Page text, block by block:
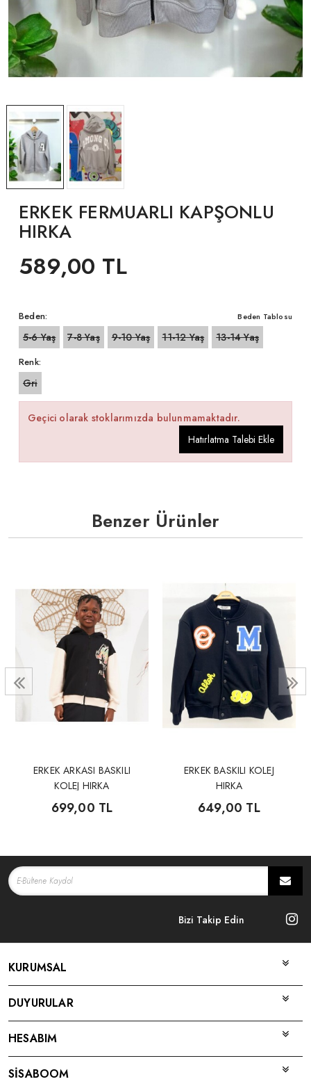
ERKEK FERMUARLI KAPŞONLU
HIRKA
589,00 TL
Beden: Beden Tablosu
5-6 Yaş 7-8 Yaş 9-10 Yaş 11-12 Yaş 13-14 Yaş
Renk:
Gri
Geçici olarak stoklarımızda bulunmamaktadır.
Hatırlatma Talebi Ekle
Benzer Ürünler
ERKEK ARKASI BASKILI
KOLEJ HIRKA
699,00 TL
ERKEK BASKILI KOLEJ
HIRKA
649,00 TL
Bizi Takip Edin
KURUMSAL
DUYURULAR
HESABIM
SİSABOOM